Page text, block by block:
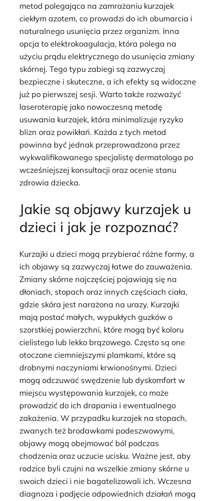
metod polegająca na zamrażaniu kurzajek
ciekłym azotem, co prowadzi do ich obumarcia i
naturalnego usunięcia przez organizm. Inna
opcja to elektrokoagulacja, która polega na
użyciu prądu elektrycznego do usunięcia zmiany
skórnej. Tego typu zabiegi są zazwyczaj
bezpieczne i skuteczne, a ich efekty są widoczne
już po pierwszej sesji. Warto także rozważyć
laseroterapię jako nowoczesną metodę
usuwania kurzajek, która minimalizuje ryzyko
blizn oraz powikłań. Każda z tych metod
powinna być jednak przeprowadzona przez
wykwalifikowanego specjalistę dermatologa po
wcześniejszej konsultacji oraz ocenie stanu
zdrowia dziecka.
Jakie są objawy kurzajek u
dzieci i jak je rozpoznać?
Kurzajki u dzieci mogą przybierać różne formy, a
ich objawy są zazwyczaj łatwe do zauważenia.
Zmiany skórne najczęściej pojawiają się na
dłoniach, stopach oraz innych częściach ciała,
gdzie skóra jest narażona na urazy. Kurzajki
mają postać małych, wypukłych guzków o
szorstkiej powierzchni, które mogą być koloru
cielistego lub lekko brązowego. Często są one
otoczone ciemniejszymi plamkami, które są
drobnymi naczyniami krwionośnymi. Dzieci
mogą odczuwać swędzenie lub dyskomfort w
miejscu występowania kurzajek, co może
prowadzić do ich drapania i ewentualnego
zakażenia. W przypadku kurzajek na stopach,
zwanych też brodawkami podeszwowymi,
objawy mogą obejmować ból podczas
chodzenia oraz uczucie ucisku. Ważne jest, aby
rodzice byli czujni na wszelkie zmiany skórne u
swoich dzieci i nie bagatelizowali ich. Wczesna
diagnoza i podjęcie odpowiednich działań mogą